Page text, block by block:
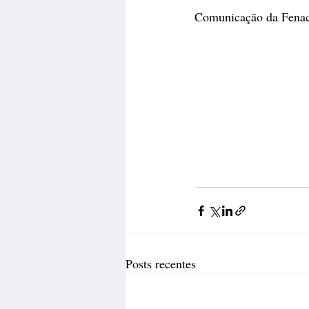
Comunicação da
Posts recentes